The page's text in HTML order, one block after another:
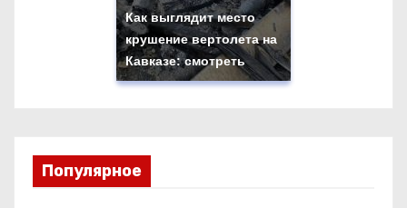
Как выглядит место
крушение вертолета на
Кавказе: смотреть
Популярное